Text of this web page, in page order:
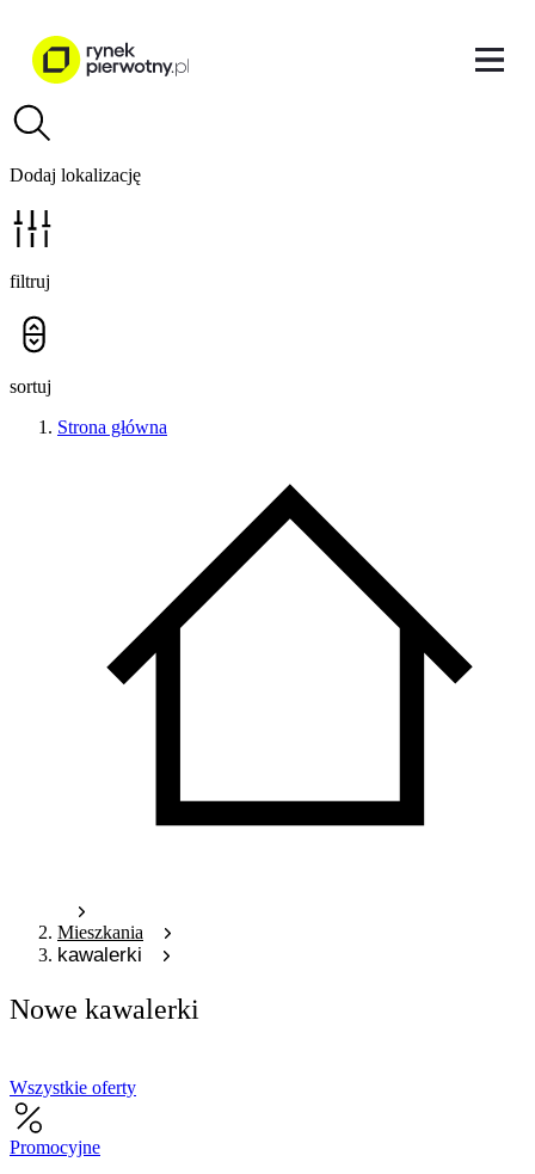
Dodaj lokalizację
filtruj
sortuj
Strona główna
Mieszkania
kawalerki
Nowe kawalerki
Wszystkie oferty
Promocyjne